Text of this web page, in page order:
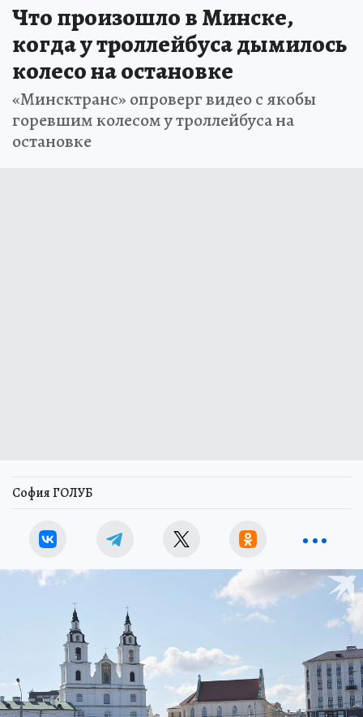
Что произошло в Минске,
когда у троллейбуса дымилось
колесо на остановке
«Минсктранс» опроверг видео с якобы
горевшим колесом у троллейбуса на
остановке
София ГОЛУБ